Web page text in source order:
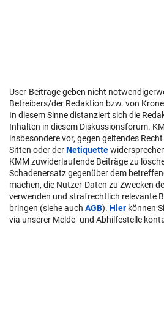
User-Beiträge geben nicht
Betreibers/der Redaktion bzw. von
In diesem Sinne distanziert sich die
Inhalten in diesem Diskussionsforum.
insbesondere vor, gegen geltendes
Sitten oder derNetiquette
KMM zuwiderlaufende Beiträge zu
Schadenersatz gegenüber dem
machen, die Nutzer-Daten zu Zwecken
verwenden und strafrechtlich relevante
bringen (siehe auch AGB). Hier können
via unserer Melde- und Abhilfestelle